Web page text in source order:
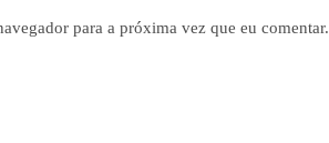
para a próxima vez que eu comentar.